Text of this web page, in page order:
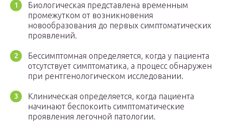
Биологическая представлена временным
промежутком от возникновения
новообразования до первых симптоматических
проявлений.
Бессимптомная определяется, когда у пациента
отсутствует симптоматика, а процесс обнаружен
при рентгенологическом исследовании.
Клиническая определяется, когда пациента
начинают беспокоить симптоматические
проявления легочной патологии.